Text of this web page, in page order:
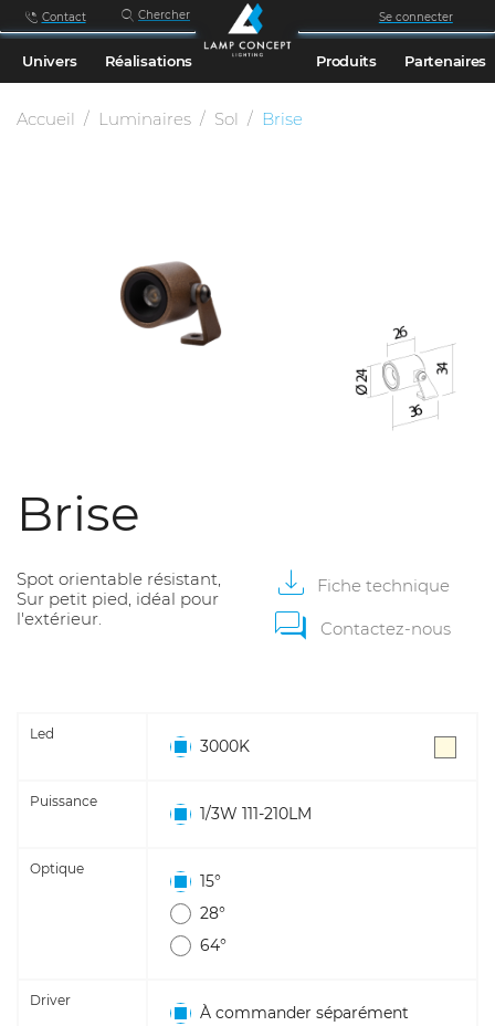
Contact Chercher Se connecter
Univers Réalisations Produits Partenaires
Accueil Luminaires Sol Brise
Brise
Spot orientable résistant,
Sur petit pied, idéal pour
l'extérieur.
Fiche technique
Contactez-nous
Led
3000K
Puissance
1/3W 111-210LM
Optique
15°
28°
64°
Driver
À commander séparément